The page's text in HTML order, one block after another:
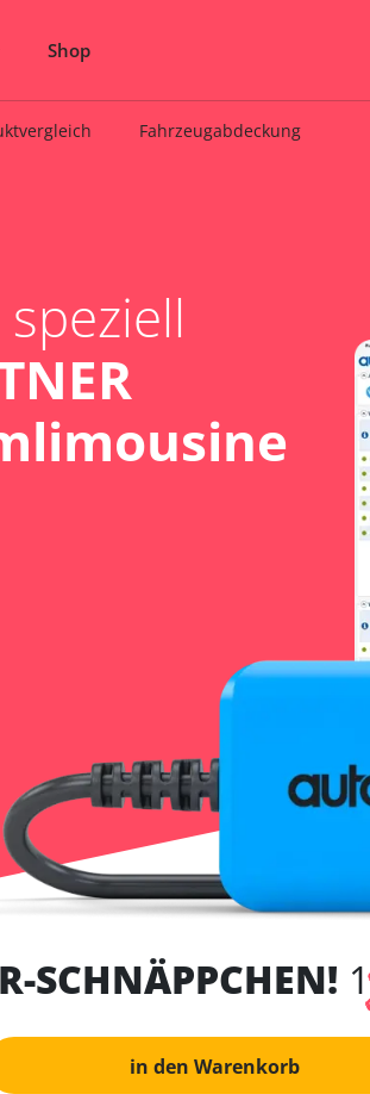
Shop
Fahrzeugabdeckung
SCHNÄPPCHEN!
in den Warenkorb